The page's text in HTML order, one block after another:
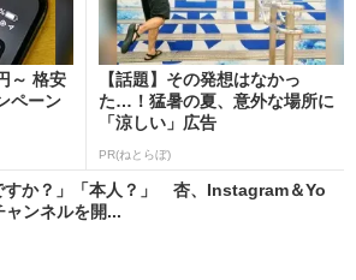
～ 格安
ペーン
【話題】その発想はなかっ
た…！猛暑の夏、意外な場所に
「涼しい」広告
PR(ねとらぼ)
すか？」「本人？」 杏、Instagram＆Yo
ンネルを開...